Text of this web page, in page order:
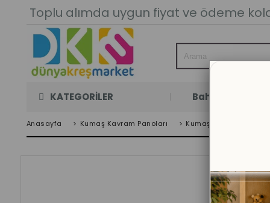
Toplu alımda uygun fiyat ve ödeme
KATEGORİLER Bahçe Oyun
Anasayfa > Kumaş Kavram Panoları > Kumaş Kavram Panoları